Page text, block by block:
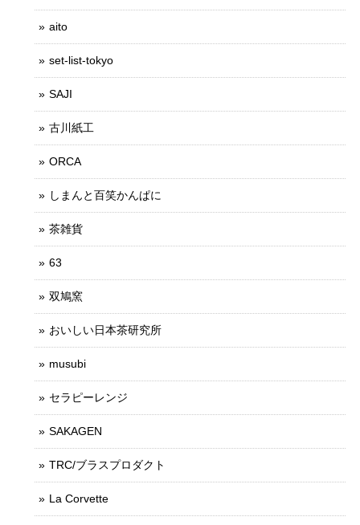
aito
set-list-tokyo
SAJI
古川紙工
ORCA
しまんと百笑かんぱに
茶雑貨
63
双鳩窯
おいしい日本茶研究所
musubi
セラピーレンジ
SAKAGEN
TRC/ブラスプロダクト
La Corvette